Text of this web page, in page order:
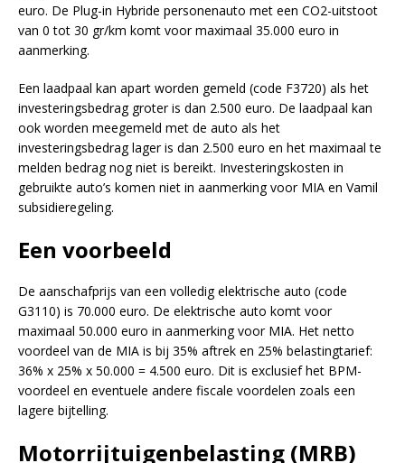
euro. De Plug-in Hybride personenauto met een CO2-uitstoot
van 0 tot 30 gr/km komt voor maximaal 35.000 euro in
aanmerking.
Een laadpaal kan apart worden gemeld (code F3720) als het
investeringsbedrag groter is dan 2.500 euro. De laadpaal kan
ook worden meegemeld met de auto als het
investeringsbedrag lager is dan 2.500 euro en het maximaal te
melden bedrag nog niet is bereikt. Investeringskosten in
gebruikte auto’s komen niet in aanmerking voor MIA en Vamil
subsidieregeling.
Een voorbeeld
De aanschafprijs van een volledig elektrische auto (code
G3110) is 70.000 euro. De elektrische auto komt voor
maximaal 50.000 euro in aanmerking voor MIA. Het netto
voordeel van de MIA is bij 35% aftrek en 25% belastingtarief:
36% x 25% x 50.000 = 4.500 euro. Dit is exclusief het BPM-
voordeel en eventuele andere fiscale voordelen zoals een
lagere bijtelling.
Motorrijtuigenbelasting (MRB)